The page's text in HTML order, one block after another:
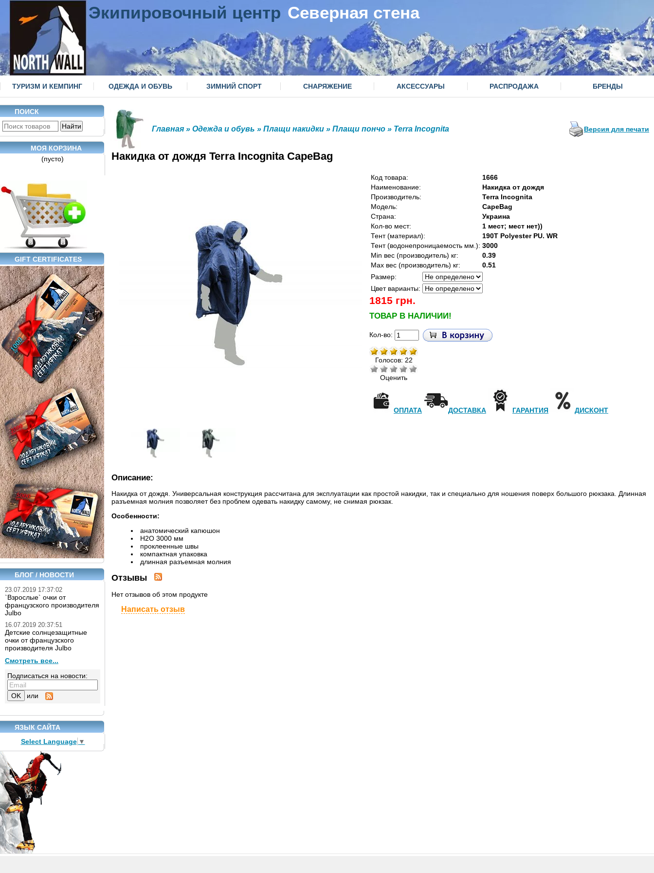
Экипировочный центр Северная стена
ТУРИЗМ И КЕМПИНГ ОДЕЖДА И ОБУВЬ ЗИМНИЙ СПОРТ СНАРЯЖЕНИЕ АКСЕССУАРЫ РАСПРОДАЖА БРЕНДЫ
ПОИСК
МОЯ КОРЗИНА
(пусто)
GIFT CERTIFICATES
БЛОГ / НОВОСТИ
23.07.2019 17:37:02
`Взрослые` очки от
французского производителя
Julbo
16.07.2019 20:37:51
Детские солнцезащитные
очки от французского
производителя Julbo
Смотреть все...
Подписаться на новости:
или
ЯЗЫК САЙТА
Select Language ▼
Главная » Одежда и обувь » Плащи накидки » Плащи пончо » Terra Incognita Версия для печати
Накидка от дождя Terra Incognita CapeBag
Код товара:
1666
Наименование:
Накидка от дождя
Производитель:
Terra Incognita
Модель:
CapeBag
Страна:
Украина
Кол-во мест:
1 мест; мест нет))
Тент (материал):
190T Polyester PU. WR
Тент (водонепроницаемость мм.): 3000
Min вес (производитель) кг:
0.39
Max вес (производитель) кг:
0.51
Размер:
Цвет варианты:
1815 грн.
ТОВАР В НАЛИЧИИ!
Кол-во:
Голосов: 22
Оценить
ОПЛАТА ДОСТАВКА ГАРАНТИЯ ДИСКОНТ
Описание:
Накидка от дождя. Универсальная конструкция рассчитана для эксплуатации как простой накидки, так и специально для ношения поверх большого рюкзака. Длинная
разъемная молния позволяет без проблем одевать накидку самому, не снимая рюкзак.
Особенности:
анатомический капюшон
Н2О 3000 мм
проклеенные швы
компактная упаковка
длинная разъемная молния
Отзывы
Нет отзывов об этом продукте
Написать отзыв